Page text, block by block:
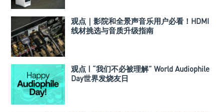
观点｜影院和全景声音乐用户必看！HDMI
线材挑选与音质升级指南
观点 | “我们不必被理解” World Audiophile
Day世界发烧友日